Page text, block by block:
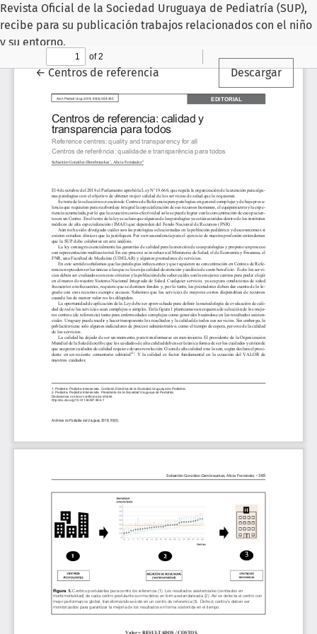
Revista Oficial de la Sociedad Uruguaya de Pediatría (SUP),
recibe para su publicación trabajos relacionados con el niño
y su entorno.
←Volver a los detalles del artículo
Centros de referencia Descargar